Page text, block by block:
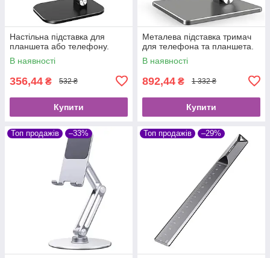
Настільна підставка для
планшета або телефону.
В наявності
356,44 ₴ 532 ₴
Купити
Металева підставка тримач
для телефона та планшета.
В наявності
892,44 ₴ 1 332 ₴
Купити
Топ продажів –33% Топ продажів –29%